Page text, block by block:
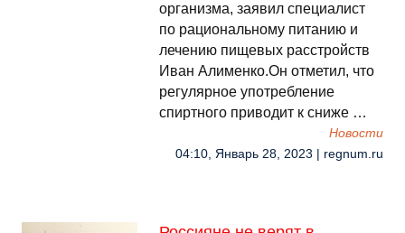
организма, заявил специалист
по рациональному питанию и
лечению пищевых расстройств
Иван Алименко.Он отметил, что
регулярное употребление
спиртного приводит к сниже …
Новости
04:10, Январь 28, 2023 | regnum.ru